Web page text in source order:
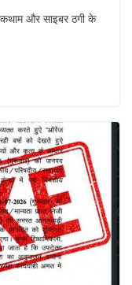
और साइबर ठगी के